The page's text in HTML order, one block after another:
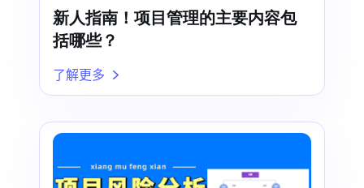
新人指南！项目管理的主要内容包
括哪些？
了解更多